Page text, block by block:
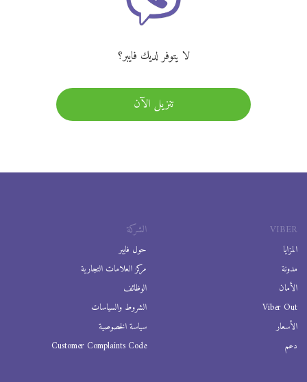
لا يتوفر لديك فايبر؟
تنزيل الآن
VIBER
المزايا
مدونة
الأمان
Viber Out
الأسعار
دعم
الشركة
حول فايبر
مركز العلامات التجارية
الوظائف
الشروط والسياسات
سياسة الخصوصية
Customer Complaints Code